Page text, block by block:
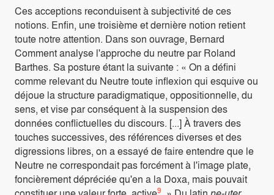
Ces acceptions reconduisent à subjectivité de ces
notions. Enfin, une troisième et dernière notion retient
toute notre attention. Dans son ouvrage, Bernard
Comment analyse l'approche du neutre par Roland
Barthes. Sa posture étant la suivante : « On a défini
comme relevant du Neutre toute inflexion qui esquive ou
déjoue la structure paradigmatique, oppositionnelle, du
sens, et vise par conséquent à la suspension des
données conflictuelles du discours. [...] À travers des
touches successives, des références diverses et des
digressions libres, on a essayé de faire entendre que le
Neutre ne correspondait pas forcément à l'image plate,
foncièrement dépréciée qu'en a la Doxa, mais pouvait
9